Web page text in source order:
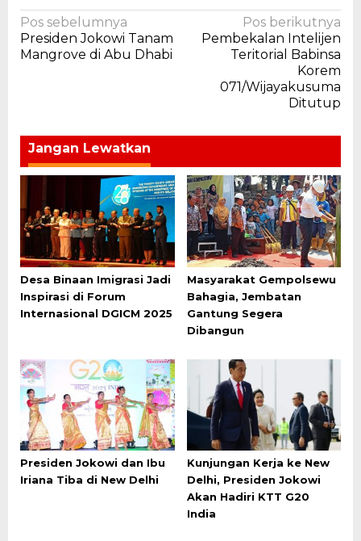
Navigasi
pos
Pos sebelumnya
Presiden Jokowi Tanam
Mangrove di Abu Dhabi
Pos berikutnya
Pembekalan Intelijen
Teritorial Babinsa
Korem
071/Wijayakusuma
Ditutup
Jangan Lewatkan
Desa Binaan Imigrasi Jadi
Inspirasi di Forum
Internasional DGICM 2025
Masyarakat Gempolsewu
Bahagia, Jembatan
Gantung Segera
Dibangun
Presiden Jokowi dan Ibu
Iriana Tiba di New Delhi
Kunjungan Kerja ke New
Delhi, Presiden Jokowi
Akan Hadiri KTT G20
India